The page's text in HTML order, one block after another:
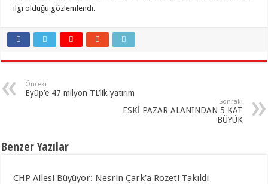
ilgi olduğu gözlemlendi.
Önceki
Eyüp’e 47 milyon TL’lik yatırım
Sonraki
ESKİ PAZAR ALANINDAN 5 KAT
BÜYÜK
Benzer Yazılar
CHP Ailesi Büyüyor: Nesrin Çark’a Rozeti Takıldı